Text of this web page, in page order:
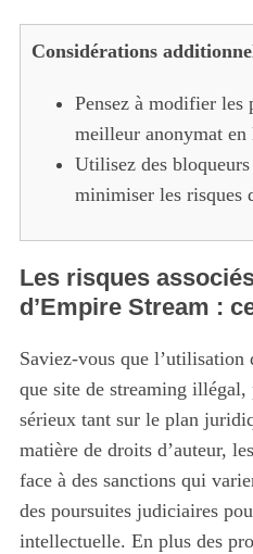
Considérations
Pensez à modifier les
meilleur anonymat en
Utilisez des
minimiser les risques
Les risques
d’Empire Stream :
Saviez-vous que l’utilisation
que site de streaming illégal,
sérieux tant sur le plan
matière de droits d’auteur,
face à des sanctions qui
des poursuites judiciaires
intellectuelle. En plus des